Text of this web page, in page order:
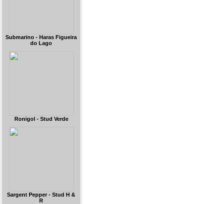
Submarino - Haras Figueira
do Lago
Ronigol - Stud Verde
Sargent Pepper - Stud H &
R